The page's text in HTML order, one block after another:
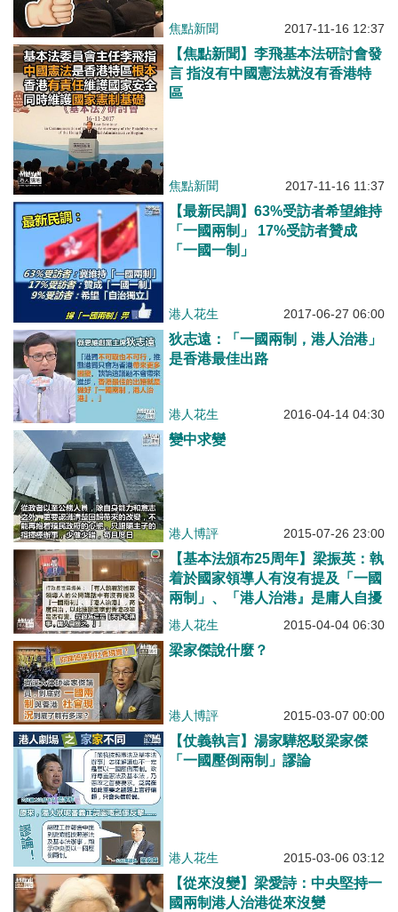
焦點新聞 2017-11-16 12:37
【焦點新聞】李飛基本法研討會發
言 指沒有中國憲法就沒有香港特
區
焦點新聞 2017-11-16 11:37
【最新民調】63%受訪者希望維持
「一國兩制」 17%受訪者贊成
「一國一制」
港人花生 2017-06-27 06:00
狄志遠：「一國兩制，港人治港」
是香港最佳出路
港人花生 2016-04-14 04:30
變中求變
港人博評 2015-07-26 23:00
【基本法頒布25周年】梁振英：執
着於國家領導人有沒有提及「一國
兩制」、「港人治港』是庸人自擾
港人花生 2015-04-04 06:30
梁家傑說什麼？
港人博評 2015-03-07 00:00
【仗義執言】湯家驊怒駁梁家傑
「一國壓倒兩制」謬論
港人花生 2015-03-06 03:12
【從來沒變】梁愛詩：中央堅持一
國兩制港人治港從來沒變